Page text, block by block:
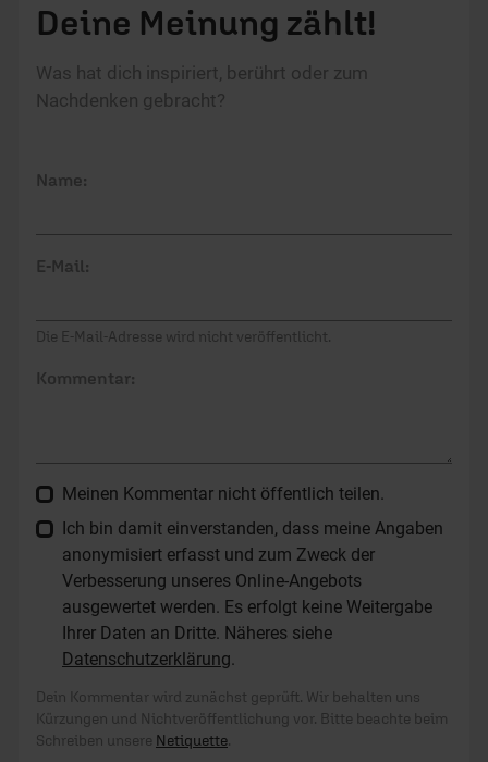
Deine Meinung zählt!
Was hat dich inspiriert, berührt oder zum
Nachdenken gebracht?
Name:
E-Mail:
Die E-Mail-Adresse wird nicht veröffentlicht.
Kommentar:
Meinen Kommentar nicht öffentlich teilen.
Ich bin damit einverstanden, dass meine Angaben
anonymisiert erfasst und zum Zweck der
Verbesserung unseres Online-Angebots
ausgewertet werden. Es erfolgt keine Weitergabe
Ihrer Daten an Dritte. Näheres siehe
Datenschutzerklärung.
Dein Kommentar wird zunächst geprüft. Wir behalten uns
Kürzungen und Nichtveröffentlichung vor. Bitte beachte beim
Schreiben unsere Netiquette.